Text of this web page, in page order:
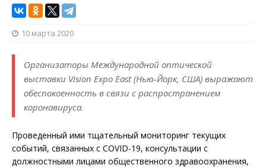
10 марта 2020
Организаторы Международной оптической
выставки Vision Expo East (Нью-Йорк, США) выражают
обеспокоенность в связи с распространением
коронавируса.
Проведенный ими тщательный мониторинг текущих
событий, связанных с COVID-19, консультации с
должностными лицами общественного здравоохранения,